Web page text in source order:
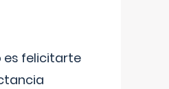
es felicitarte